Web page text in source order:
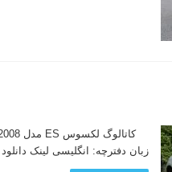
زبان دفترچه: انگلیسی لینک دانلود